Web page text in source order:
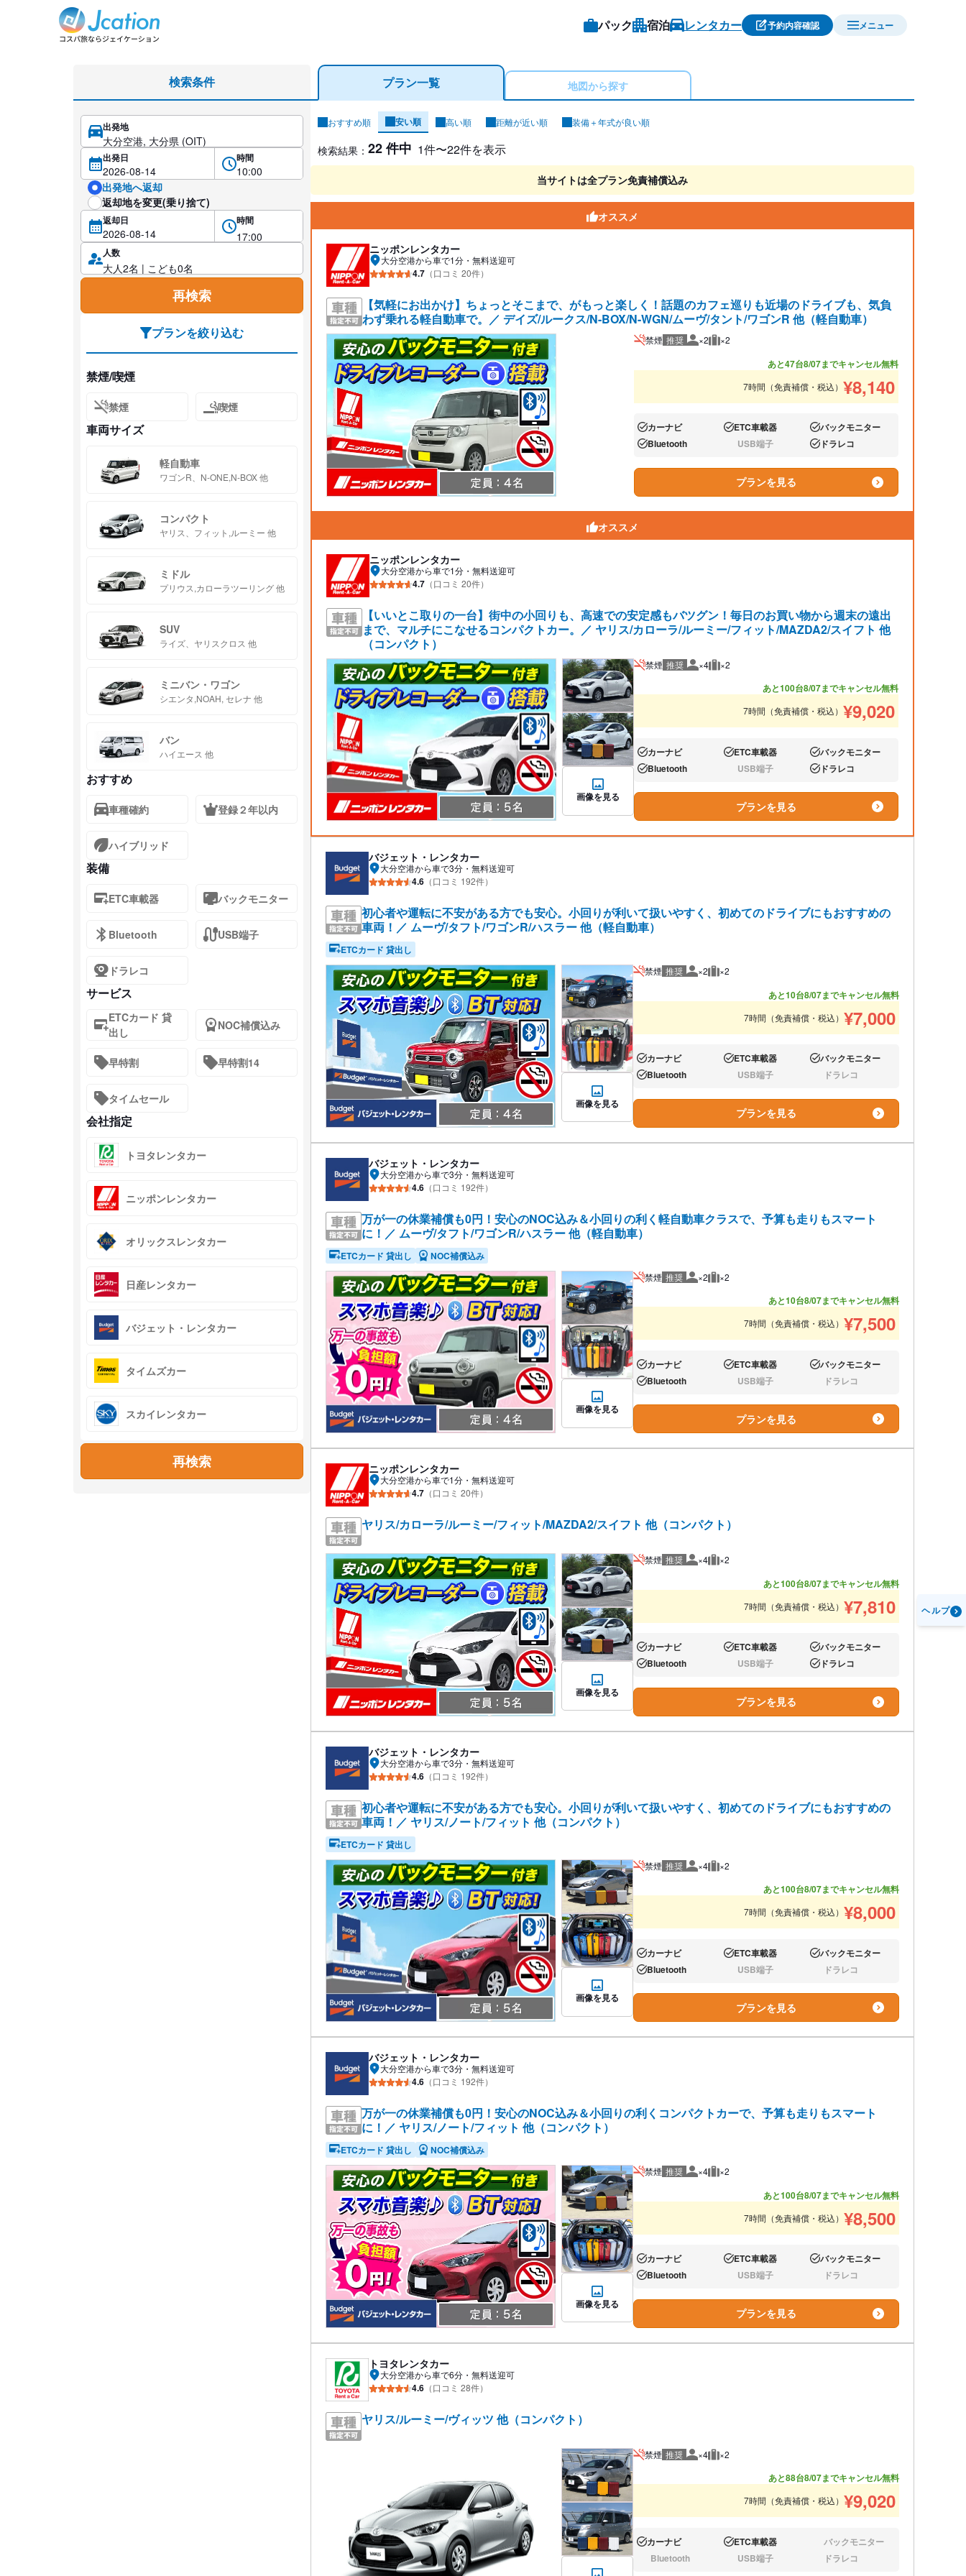
パック 宿泊 レンタカー 予約内容確認 メニュー
プラン一覧 地図から探す
おすすめ順 安い順 高い順 距離が近い順 装備＋年式が良い順
レンタカー検索結果
検索結果： 22 件中 1件〜22件を表示
当サイトは全プラン免責補償込み
オススメ
ニッポンレンタカー
大分空港から車で1分・無料送迎可
4.7 （口コミ 20件）
【気軽にお出かけ】ちょっとそこまで、がもっと楽しく！話題のカフェ巡りも近場のドライブも、気負
わず乗れる軽自動車で。／ デイズ/ルークス/N-BOX/N-WGN/ムーヴ/タント/ワゴンR 他（軽自動車）
禁煙 推奨 推奨人数
×2 推奨荷物
×2
あと47台8/07までキャンセル無料
7時間（免責補償・税込） ¥8,140
あり:カーナビ あり:ETC車載器 あり:バックモニター
あり:Bluetooth なし:USB端子 あり:ドラレコ
プランを見る
オススメ
ニッポンレンタカー
大分空港から車で1分・無料送迎可
4.7 （口コミ 20件）
【いいとこ取りの一台】街中の小回りも、高速での安定感もバツグン！毎日のお買い物から週末の遠出
まで、マルチにこなせるコンパクトカー。／ ヤリス/カローラ/ルーミー/フィット/MAZDA2/スイフト 他
（コンパクト）
画像を見る
禁煙 推奨 推奨人数
×4 推奨荷物
×2
あと100台8/07までキャンセル無料
7時間（免責補償・税込） ¥9,020
あり:カーナビ あり:ETC車載器 あり:バックモニター
あり:Bluetooth なし:USB端子 あり:ドラレコ
プランを見る
バジェット・レンタカー
大分空港から車で3分・無料送迎可
4.6 （口コミ 192件）
初心者や運転に不安がある方でも安心。小回りが利いて扱いやすく、初めてのドライブにもおすすめの
車両！／ ムーヴ/タフト/ワゴンR/ハスラー 他（軽自動車）
ETCカード 貸出し
画像を見る
禁煙 推奨 推奨人数
×2 推奨荷物
×2
あと10台8/07までキャンセル無料
7時間（免責補償・税込） ¥7,000
あり:カーナビ あり:ETC車載器 あり:バックモニター
あり:Bluetooth なし:USB端子 なし:ドラレコ
プランを見る
バジェット・レンタカー
大分空港から車で3分・無料送迎可
4.6 （口コミ 192件）
万が一の休業補償も0円！安心のNOC込み＆小回りの利く軽自動車クラスで、予算も走りもスマート
に！／ ムーヴ/タフト/ワゴンR/ハスラー 他（軽自動車）
ETCカード 貸出し NOC補償込み
画像を見る
禁煙 推奨 推奨人数
×2 推奨荷物
×2
あと10台8/07までキャンセル無料
7時間（免責補償・税込） ¥7,500
あり:カーナビ あり:ETC車載器 あり:バックモニター
あり:Bluetooth なし:USB端子 なし:ドラレコ
プランを見る
ニッポンレンタカー
大分空港から車で1分・無料送迎可
4.7 （口コミ 20件）
ヤリス/カローラ/ルーミー/フィット/MAZDA2/スイフト 他（コンパクト）
画像を見る
禁煙 推奨 推奨人数
×4 推奨荷物
×2
あと100台8/07までキャンセル無料
7時間（免責補償・税込） ¥7,810
あり:カーナビ あり:ETC車載器 あり:バックモニター
あり:Bluetooth なし:USB端子 あり:ドラレコ
プランを見る
バジェット・レンタカー
大分空港から車で3分・無料送迎可
4.6 （口コミ 192件）
初心者や運転に不安がある方でも安心。小回りが利いて扱いやすく、初めてのドライブにもおすすめの
車両！／ ヤリス/ノート/フィット 他（コンパクト）
ETCカード 貸出し
画像を見る
禁煙 推奨 推奨人数
×4 推奨荷物
×2
あと100台8/07までキャンセル無料
7時間（免責補償・税込） ¥8,000
あり:カーナビ あり:ETC車載器 あり:バックモニター
あり:Bluetooth なし:USB端子 なし:ドラレコ
プランを見る
バジェット・レンタカー
大分空港から車で3分・無料送迎可
4.6 （口コミ 192件）
万が一の休業補償も0円！安心のNOC込み＆小回りの利くコンパクトカーで、予算も走りもスマート
に！／ ヤリス/ノート/フィット 他（コンパクト）
ETCカード 貸出し NOC補償込み
画像を見る
禁煙 推奨 推奨人数
×4 推奨荷物
×2
あと100台8/07までキャンセル無料
7時間（免責補償・税込） ¥8,500
あり:カーナビ あり:ETC車載器 あり:バックモニター
あり:Bluetooth なし:USB端子 なし:ドラレコ
プランを見る
トヨタレンタカー
大分空港から車で6分・無料送迎可
4.6 （口コミ 28件）
ヤリス/ルーミー/ヴィッツ 他（コンパクト）
禁煙 推奨 推奨人数
×4 推奨荷物
×2
あと88台8/07までキャンセル無料
7時間（免責補償・税込） ¥9,020
あり:カーナビ あり:ETC車載器 なし:バックモニター
なし:Bluetooth なし:USB端子 なし:ドラレコ
検索条件
出発地
出発日 時間
出発地へ返却
返却地を変更(乗り捨て)
返却日 時間
人数
再検索
プランを絞り込む
禁煙/喫煙
禁煙 喫煙
車両サイズ
軽自動車
ワゴンR、N-ONE,N-BOX 他
コンパクト
ヤリス、フィット,ルーミー 他
ミドル
プリウス,カローラツーリング 他
SUV
ライズ、ヤリスクロス 他
ミニバン・ワゴン
シエンタ,NOAH, セレナ 他
バン
ハイエース 他
おすすめ
車種確約 登録２年以内
ハイブリッド
装備
ETC車載器 バックモニター
Bluetooth USB端子
ドラレコ
サービス
ETCカード 貸
出し
NOC補償込み
早特割 早特割14
タイムセール
会社指定
トヨタレンタカー
ニッポンレンタカー
オリックスレンタカー
日産レンタカー
バジェット・レンタカー
タイムズカー
スカイレンタカー
再検索
ヘルプ